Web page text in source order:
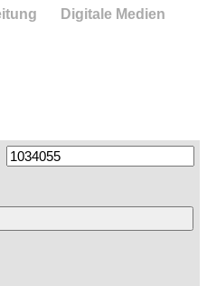
Digitale Medien